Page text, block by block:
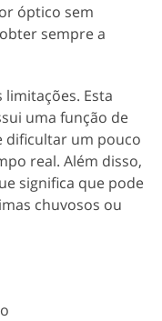
óptico sem
sempre a
Esta
uma função de
dificultar um pouco
real. Além disso,
significa que pode
chuvosos ou